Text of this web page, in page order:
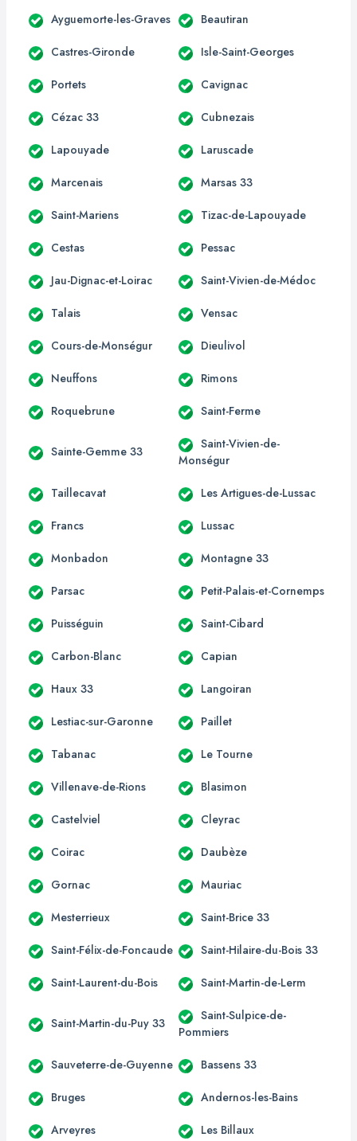
Ayguemorte-les-Graves Beautiran
Castres-Gironde Isle-Saint-Georges
Portets Cavignac
Cézac 33 Cubnezais
Lapouyade Laruscade
Marcenais Marsas 33
Saint-Mariens Tizac-de-Lapouyade
Cestas Pessac
Jau-Dignac-et-Loirac Saint-Vivien-de-Médoc
Talais Vensac
Cours-de-Monségur Dieulivol
Neuffons Rimons
Roquebrune Saint-Ferme
Sainte-Gemme 33
Saint-Vivien-de-
Monségur
Taillecavat Les Artigues-de-Lussac
Francs Lussac
Monbadon Montagne 33
Parsac Petit-Palais-et-Cornemps
Puisséguin Saint-Cibard
Carbon-Blanc Capian
Haux 33 Langoiran
Lestiac-sur-Garonne Paillet
Tabanac Le Tourne
Villenave-de-Rions Blasimon
Castelviel Cleyrac
Coirac Daubèze
Gornac Mauriac
Mesterrieux Saint-Brice 33
Saint-Félix-de-Foncaude Saint-Hilaire-du-Bois 33
Saint-Laurent-du-Bois Saint-Martin-de-Lerm
Saint-Martin-du-Puy 33
Saint-Sulpice-de-
Pommiers
Sauveterre-de-Guyenne Bassens 33
Bruges Andernos-les-Bains
Arveyres Les Billaux